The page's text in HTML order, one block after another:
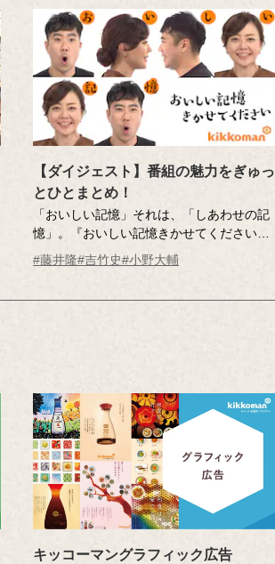
を藤井隆さん、吉竹史さんと視聴します。
MC ：藤井隆 進行：吉竹史
ナレーター：小野大輔（声優）
【ダイジェスト】番組の魅力をぎゅっ
とひとまとめ！
「おいしい記憶」それは、「しあわせの記
憶」。『おいしい記憶きかせてください』
は、全国から寄せられた「おいしい記憶」
の実話をもとに制作された食のドキュメン
#藤井隆#吉竹史#小野大輔
キッコーマングラフィック広告